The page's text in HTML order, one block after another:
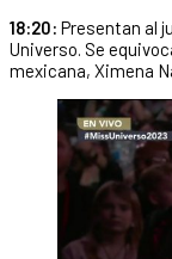
18:20: Presentan al
Universo. Se
mexicana, Ximena